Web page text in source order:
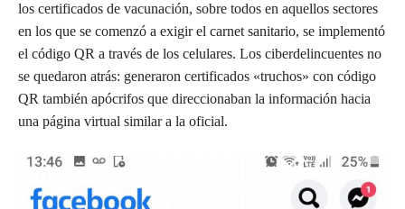
los certificados de vacunación, sobre todos en aquellos sectores
en los que se comenzó a exigir el carnet sanitario, se implementó
el código QR a través de los celulares. Los ciberdelincuentes no
se quedaron atrás: generaron certificados «truchos» con código
QR también apócrifos que direccionaban la información hacia
una página virtual similar a la oficial.